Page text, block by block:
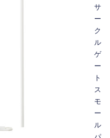
サ
ー
ク
ル
ゲ
ー
ス
モ
ー
ル